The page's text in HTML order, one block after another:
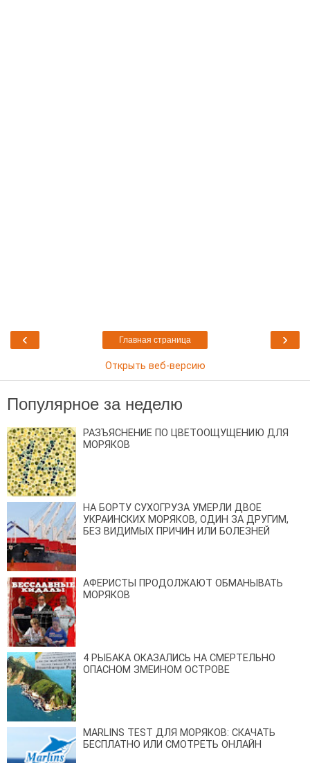
‹ ›
Главная страница
Открыть веб-версию
Популярное за неделю
РАЗЪЯСНЕНИЕ ПО ЦВЕТООЩУЩЕНИЮ ДЛЯ
МОРЯКОВ
НА БОРТУ СУХОГРУЗА УМЕРЛИ ДВОЕ
УКРАИНСКИХ МОРЯКОВ, ОДИН ЗА ДРУГИМ,
БЕЗ ВИДИМЫХ ПРИЧИН ИЛИ БОЛЕЗНЕЙ
АФЕРИСТЫ ПРОДОЛЖАЮТ ОБМАНЫВАТЬ
МОРЯКОВ
4 РЫБАКА ОКАЗАЛИСЬ НА СМЕРТЕЛЬНО
ОПАСНОМ ЗМЕИНОМ ОСТРОВЕ
MARLINS TEST ДЛЯ МОРЯКОВ: СКАЧАТЬ
БЕСПЛАТНО ИЛИ СМОТРЕТЬ ОНЛАЙН